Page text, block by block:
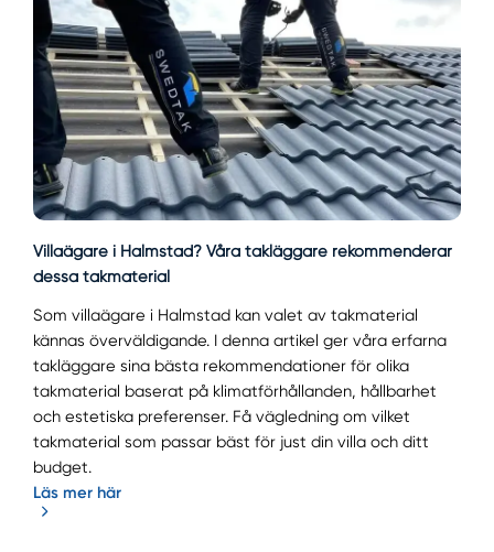
Villaägare i Halmstad? Våra takläggare rekommenderar
dessa takmaterial
Som villaägare i Halmstad kan valet av takmaterial
kännas överväldigande. I denna artikel ger våra erfarna
takläggare sina bästa rekommendationer för olika
takmaterial baserat på klimatförhållanden, hållbarhet
och estetiska preferenser. Få vägledning om vilket
takmaterial som passar bäst för just din villa och ditt
budget.
Läs mer här